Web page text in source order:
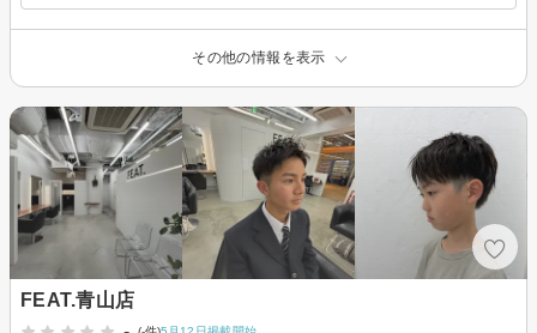
その他の情報を表示
FEAT.青山店